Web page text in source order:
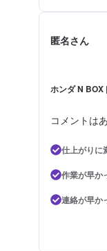
匿名さん
ホンダ N BOX
コメントは
仕上がりに
作業が早か
連絡が早か